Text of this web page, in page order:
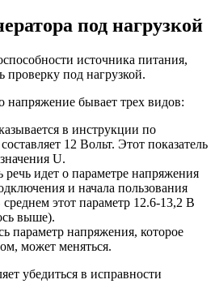
под нагрузкой
источника питания,
проверку под нагрузкой.
напряжение бывает трех видов:
в инструкции по
12 Вольт. Этот показатель
U.
речь идет о параметре напряжения
и начала пользования
этот параметр 12.6-13,2 В
выше).
параметр напряжения, которое
может меняться.
убедиться в исправности